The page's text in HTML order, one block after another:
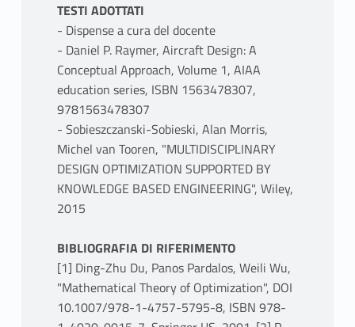
TESTI ADOTTATI
- Dispense a cura del docente
- Daniel P. Raymer, Aircraft Design: A
Conceptual Approach, Volume 1, AIAA
education series, ISBN 1563478307,
9781563478307
- Sobieszczanski-Sobieski, Alan Morris,
Michel van Tooren, "MULTIDISCIPLINARY
DESIGN OPTIMIZATION SUPPORTED BY
KNOWLEDGE BASED ENGINEERING", Wiley,
2015
BIBLIOGRAFIA DI RIFERIMENTO
[1] Ding-Zhu Du, Panos Pardalos, Weili Wu,
"Mathematical Theory of Optimization", DOI
10.1007/978-1-4757-5795-8, ISBN 978-